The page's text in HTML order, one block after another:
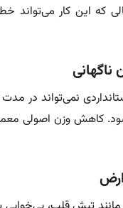
که این کار می‌تواند
نمی‌تواند در
کاهش وزن اصولی